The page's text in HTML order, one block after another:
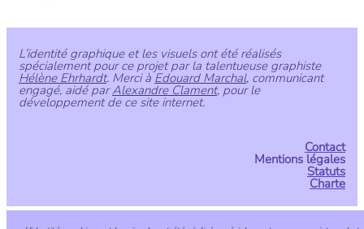
L’identité graphique et les visuels ont été réalisés
spécialement pour ce projet par la talentueuse graphiste
Hélène Ehrhardt. Merci àEdouard Marchal, communicant
engagé, aidé parAlexandre Clament, pour le
développement de ce site internet.
Contact
Mentions légales
Statuts
Charte